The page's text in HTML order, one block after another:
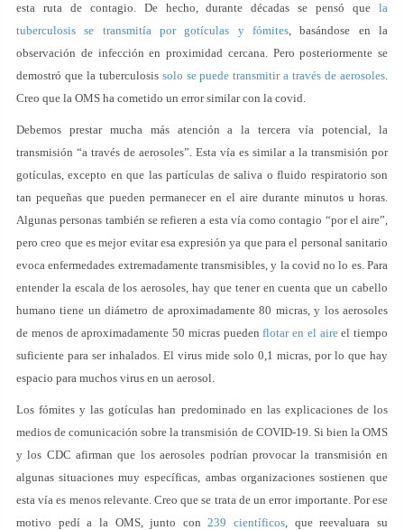
esta ruta de contagio. De hecho, durante décadas se pensó que la
tuberculosis se transmitía por gotículas y fómites, basándose en la
observación de infección en proximidad cercana. Pero posteriormente se
demostró que la tuberculosis solo se puede transmitir a través de aerosoles.
Creo que la OMS ha cometido un error similar con la covid.
Debemos prestar mucha más atención a la tercera vía potencial, la
transmisión “a través de aerosoles”. Esta vía es similar a la transmisión por
gotículas, excepto en que las partículas de saliva o fluido respiratorio son
tan pequeñas que pueden permanecer en el aire durante minutos u horas.
Algunas personas también se refieren a esta vía como contagio “por el aire”,
pero creo que es mejor evitar esa expresión ya que para el personal sanitario
evoca enfermedades extremadamente transmisibles, y la covid no lo es. Para
entender la escala de los aerosoles, hay que tener en cuenta que un cabello
humano tiene un diámetro de aproximadamente 80 micras, y los aerosoles
de menos de aproximadamente 50 micras puedenflotar en el aireel tiempo
suficiente para ser inhalados. El virus mide solo 0,1 micras, por lo que hay
espacio para muchos virus en un aerosol.
Los fómites y las gotículas han predominado en las explicaciones de los
medios de comunicación sobre la transmisión de COVID-19. Si bien la OMS
y los CDC afirman que los aerosoles podrían provocar la transmisión en
algunas situaciones muy específicas, ambas organizaciones sostienen que
esta vía es menos relevante. Creo que se trata de un error importante. Por ese
motivo pedí a la OMS, junto con239 científicos, que reevaluara su